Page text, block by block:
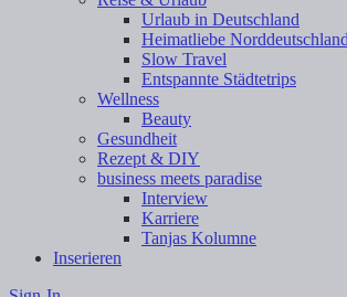
Urlaub in Deutschland
Heimatliebe Norddeutschland
Slow Travel
Entspannte Städtetrips
Wellness
Beauty
Gesundheit
Rezept & DIY
business meets paradise
Interview
Karriere
Tanjas Kolumne
Inserieren